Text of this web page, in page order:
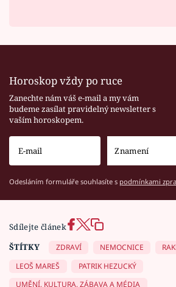
Horoskop vždy po ruce
Zanechte nám váš e-mail a my vám
budeme zasílat pravidelný newsletter s
vaším horoskopem.
Odesláním formuláře souhlasíte s podmínkami
Sdílejte článek
ŠTÍTKY
ZDRAVÍ NEMOCNICE
LEOŠ MAREŠ
PATRIK HEZUCKÝ
UMĚNÍ, KULTURA, ZÁBAVA A MÉDIA